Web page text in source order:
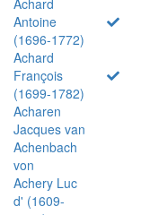
Antoine
(1696-1772)
Achard
François
(1699-1782)
Acharen
Jacques van
Achenbach
von
Achery Luc
d' (1609-